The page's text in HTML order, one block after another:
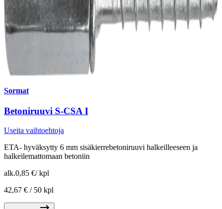
Sormat
Betoniruuvi S-CSA I
Useita vaihtoehtoja
ETA- hyväksytty 6 mm sisäkierrebetoniruuvi halkeilleeseen ja
halkeilemattomaan betoniin
alk.0,85 €/ kpl
42,67 € / 50 kpl